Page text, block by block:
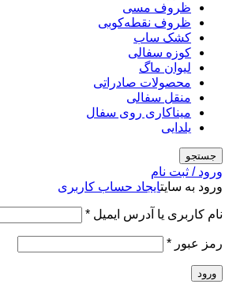
ظروف مسی
ظروف نقطه‌کوبی
کشک ساب
کوزه سفالی
لیوان ماگ
محصولات صادراتی
منقل سفالی
میناکاری روی سفال
یلدایی
جستجو
ورود / ثبت نام
ورود به سایتایجاد حساب کاربری
نام کاربری یا آدرس ایمیل *الزامی
رمز عبور *الزامی
ورود